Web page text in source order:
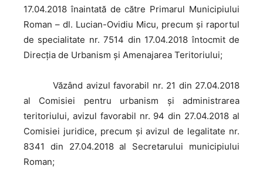
17.04.2018 înaintată de către Primarul Municipiului
Roman – dl. Lucian-Ovidiu Micu, precum şi raportul
de specialitate nr. 7514 din 17.04.2018 întocmit de
Direcţia de Urbanism şi Amenajarea Teritoriului;
Văzând avizul favorabil nr. 21 din 27.04.2018
al Comisiei pentru urbanism și administrarea
teritoriului, avizul favorabil nr. 94 din 27.04.2018 al
Comisiei juridice, precum şi avizul de legalitate nr.
8341 din 27.04.2018 al Secretarului municipiului
Roman;